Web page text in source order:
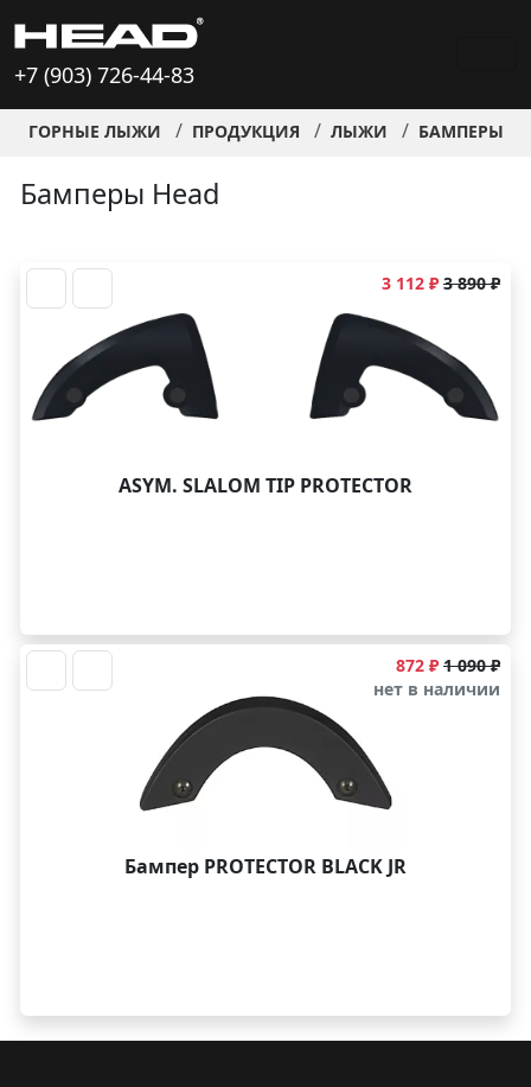
+7 (903) 726-44-83
ГОРНЫЕ ЛЫЖИ ПРОДУКЦИЯ ЛЫЖИ БАМПЕРЫ
Бамперы Head
3 112 ₽ 3 890 ₽
ASYM. SLALOM TIP PROTECTOR
872 ₽ 1 090 ₽
нет в наличии
Бампер PROTECTOR BLACK JR